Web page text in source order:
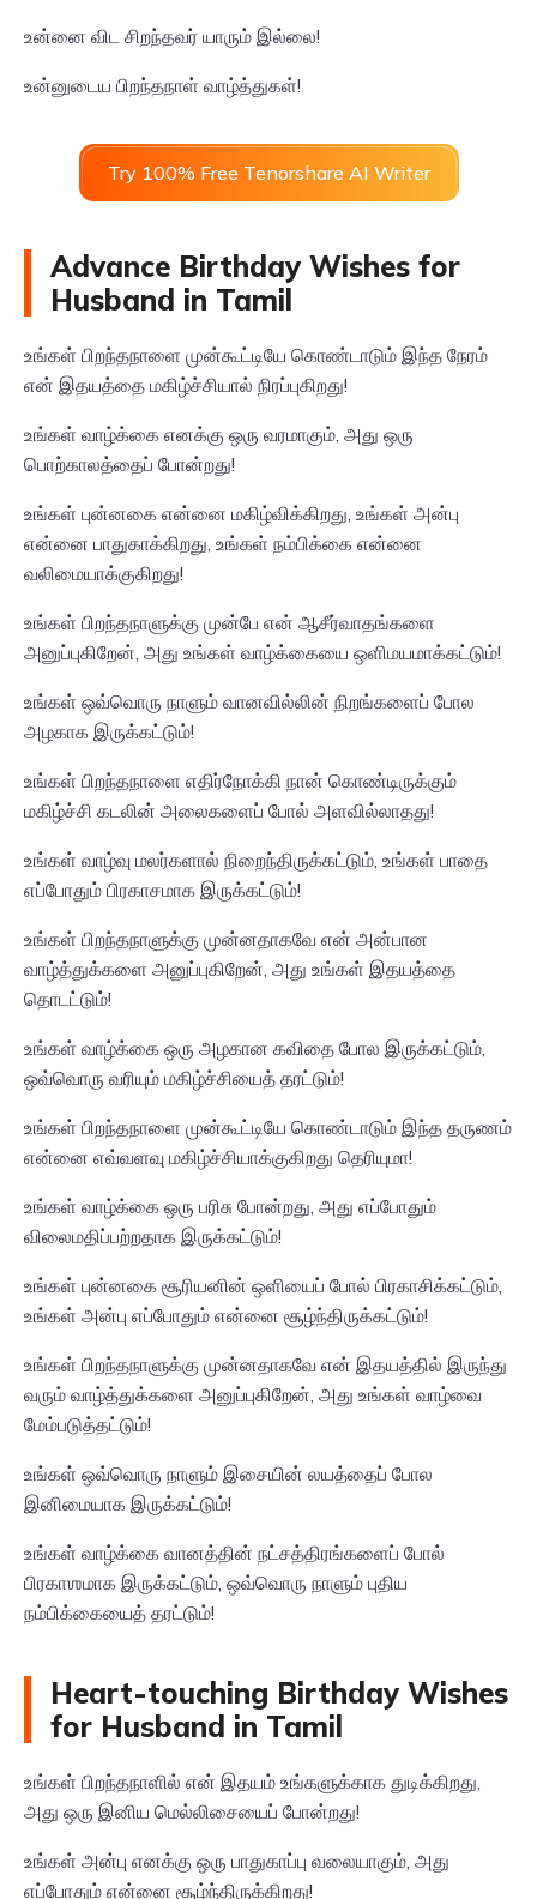
உன்னை விட சிறந்தவர் யாரும் இல்லை!
உன்னுடைய பிறந்தநாள் வாழ்த்துகள்!
Try 100% Free Tenorshare AI Writer
Advance Birthday Wishes for
Husband in Tamil
உங்கள் பிறந்தநாளை முன்கூட்டியே கொண்டாடும் இந்த நேரம்
என் இதயத்தை மகிழ்ச்சியால் நிரப்புகிறது!
உங்கள் வாழ்க்கை எனக்கு ஒரு வரமாகும், அது ஒரு
பொற்காலத்தைப் போன்றது!
உங்கள் புன்னகை என்னை மகிழ்விக்கிறது, உங்கள் அன்பு
என்னை பாதுகாக்கிறது, உங்கள் நம்பிக்கை என்னை
வலிமையாக்குகிறது!
உங்கள் பிறந்தநாளுக்கு முன்பே என் ஆசீர்வாதங்களை
அனுப்புகிறேன், அது உங்கள் வாழ்க்கையை ஒளிமயமாக்கட்டும்!
உங்கள் ஒவ்வொரு நாளும் வானவில்லின் நிறங்களைப் போல
அழகாக இருக்கட்டும்!
உங்கள் பிறந்தநாளை எதிர்நோக்கி நான் கொண்டிருக்கும்
மகிழ்ச்சி கடலின் அலைகளைப் போல் அளவில்லாதது!
உங்கள் வாழ்வு மலர்களால் நிறைந்திருக்கட்டும், உங்கள் பாதை
எப்போதும் பிரகாசமாக இருக்கட்டும்!
உங்கள் பிறந்தநாளுக்கு முன்னதாகவே என் அன்பான
வாழ்த்துக்களை அனுப்புகிறேன், அது உங்கள் இதயத்தை
தொடட்டும்!
உங்கள் வாழ்க்கை ஒரு அழகான கவிதை போல இருக்கட்டும்,
ஒவ்வொரு வரியும் மகிழ்ச்சியைத் தரட்டும்!
உங்கள் பிறந்தநாளை முன்கூட்டியே கொண்டாடும் இந்த தருணம்
என்னை எவ்வளவு மகிழ்ச்சியாக்குகிறது தெரியுமா!
உங்கள் வாழ்க்கை ஒரு பரிசு போன்றது, அது எப்போதும்
விலைமதிப்பற்றதாக இருக்கட்டும்!
உங்கள் புன்னகை சூரியனின் ஒளியைப் போல் பிரகாசிக்கட்டும்,
உங்கள் அன்பு எப்போதும் என்னை சூழ்ந்திருக்கட்டும்!
உங்கள் பிறந்தநாளுக்கு முன்னதாகவே என் இதயத்தில் இருந்து
வரும் வாழ்த்துக்களை அனுப்புகிறேன், அது உங்கள் வாழ்வை
மேம்படுத்தட்டும்!
உங்கள் ஒவ்வொரு நாளும் இசையின் லயத்தைப் போல
இனிமையாக இருக்கட்டும்!
உங்கள் வாழ்க்கை வானத்தின் நட்சத்திரங்களைப் போல்
பிரகாஶமாக இருக்கட்டும், ஒவ்வொரு நாளும் புதிய
நம்பிக்கையைத் தரட்டும்!
Heart-touching Birthday Wishes
for Husband in Tamil
உங்கள் பிறந்தநாளில் என் இதயம் உங்களுக்காக துடிக்கிறது,
அது ஒரு இனிய மெல்லிசையைப் போன்றது!
உங்கள் அன்பு எனக்கு ஒரு பாதுகாப்பு வலையாகும், அது
எப்போதும் என்னை சூழ்ந்திருக்கிறது!